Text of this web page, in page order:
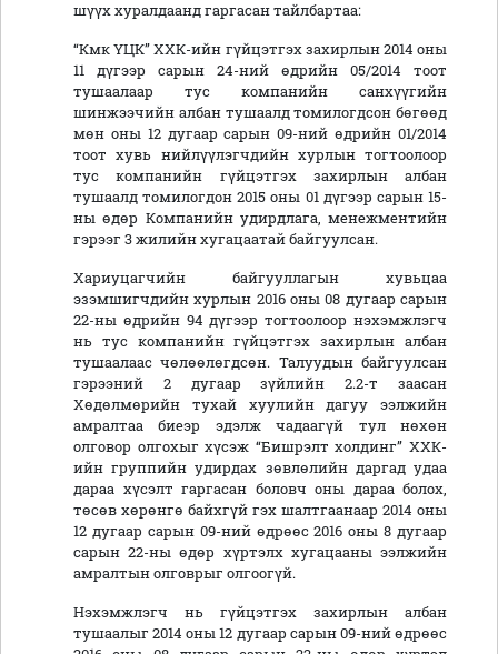
шүүх хуралдаанд гаргасан тайлбартаа:
“Кмк ҮЦК” ХХК-ийн гүйцэтгэх захирлын 2014 оны
11 дүгээр сарын 24-ний өдрийн 05/2014 тоот
тушаалаар тус компанийн санхүүгийн
шинжээчийн албан тушаалд томилогдсон бөгөөд
мөн оны 12 дугаар сарын 09-ний өдрийн 01/2014
тоот хувь нийлүүлэгчдийн хурлын тогтоолоор
тус компанийн гүйцэтгэх захирлын албан
тушаалд томилогдон 2015 оны 01 дүгээр сарын 15-
ны өдөр Компанийн удирдлага, менежментийн
гэрээг 3 жилийн хугацаатай байгуулсан.
Хариуцагчийн байгууллагын хувьцаа
эзэмшигчдийн хурлын 2016 оны 08 дугаар сарын
22-ны өдрийн 94 дүгээр тогтоолоор нэхэмжлэгч
нь тус компанийн гүйцэтгэх захирлын албан
тушаалаас чөлөөлөгдсөн. Талуудын байгуулсан
гэрээний 2 дугаар зүйлийн 2.2-т заасан
Хөдөлмөрийн тухай хуулийн дагуу ээлжийн
амралтаа биеэр эдэлж чадаагүй тул нөхөн
олговор олгохыг хүсэж “Бишрэлт холдинг” ХХК-
ийн группийн удирдах зөвлөлийн даргад удаа
дараа хүсэлт гаргасан боловч оны дараа болох,
төсөв хөрөнгө байхгүй гэх шалтгаанаар 2014 оны
12 дугаар сарын 09-ний өдрөөс 2016 оны 8 дугаар
сарын 22-ны өдөр хүртэлх хугацааны ээлжийн
амралтын олговрыг олгоогүй.
Нэхэмжлэгч нь гүйцэтгэх захирлын албан
тушаалыг 2014 оны 12 дугаар сарын 09-ний өдрөөс